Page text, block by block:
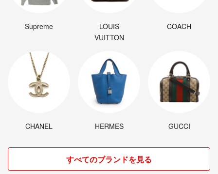
Supreme
LOUIS
VUITTON
COACH
CHANEL HERMES GUCCI
すべてのブランドを見る